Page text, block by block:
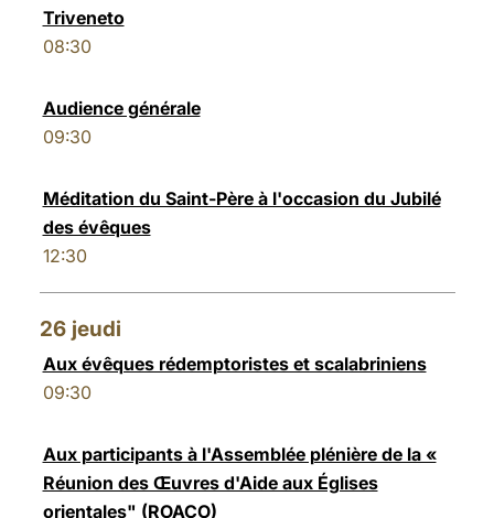
Triveneto
08:30
Audience générale
09:30
Méditation du Saint-Père à l'occasion du Jubilé
des évêques
12:30
26 jeudi
Aux évêques rédemptoristes et scalabriniens
09:30
Aux participants à l'Assemblée plénière de la «
Réunion des Œuvres d'Aide aux Églises
orientales" (ROACO)